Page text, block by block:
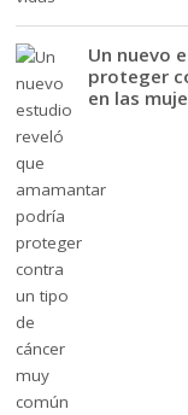
Un nuevo
proteger
en las